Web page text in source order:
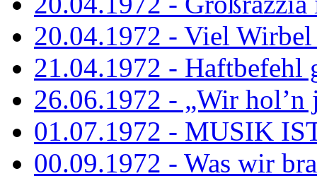
20.04.1972 - Viel
21.04.1972 - Haftbefehl
26.06.1972 - „Wir hol’n
01.07.1972 - MUSIK
00.09.1972 - Was wir